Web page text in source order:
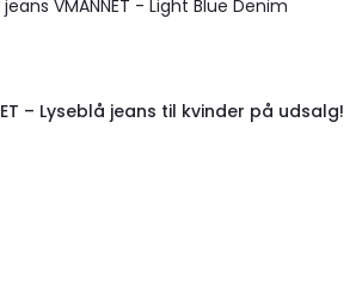
– Lyseblå jeans til kvinder på udsalg!